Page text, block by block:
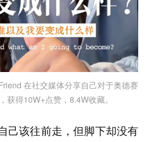
在社交媒体分享自己对于奥德赛
获得10W+点赞，8.4W收藏。
己该往前走，但脚下却没有